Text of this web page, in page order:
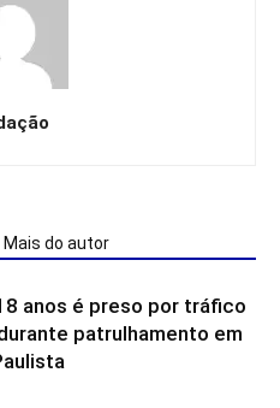
Mais do autor
anos é preso por tráfico
patrulhamento em